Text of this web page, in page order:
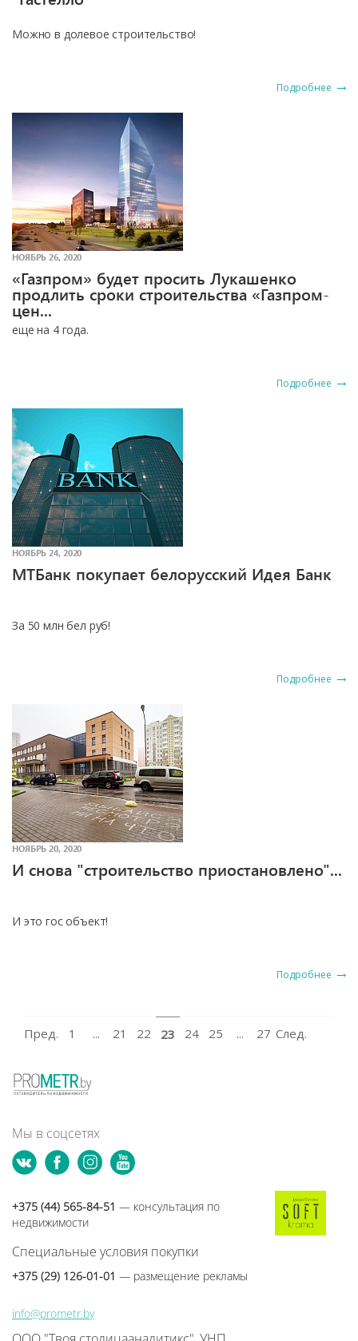
Можно в долевое строительство!
Подробнее
НОЯБРЬ 26, 2020
«Газпром» будет просить Лукашенко
продлить сроки строительства «Газпром-
цен...
еще на 4 года.
Подробнее
НОЯБРЬ 24, 2020
МТБанк покупает белорусский Идея Банк
За 50 млн бел руб!
Подробнее
НОЯБРЬ 20, 2020
И снова "строительство приостановлено"...
И это гос объект!
Подробнее
Пред. 1 ... 21 22 23 24 25 ... 27 След.
Мы в соцсетях
+375 (44) 565-84-51 — консультация по
недвижимости
Специальные условия покупки
+375 (29) 126-01-01 — размещение рекламы
info@prometr.by